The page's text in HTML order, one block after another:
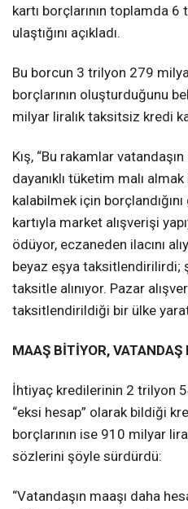
kartı borçlarının toplamda
ulaştığını açıkladı.
Bu borcun 3 trilyon 279
borçlarının oluşturduğunu
milyar liralık taksitsiz kredi
Kış, “Bu rakamlar
dayanıklı tüketim malı
kalabilmek için
kartıyla market alışverişi
ödüyor, eczaneden ilacını
beyaz eşya taksitlendirilirdi;
taksitle alınıyor. Pazar
taksitlendirildiği bir ülke
MAAŞ BİTİYOR,
İhtiyaç kredilerinin 2 trilyon
“eksi hesap” olarak bildiği
borçlarının ise 910 milyar
sözlerini şöyle sürdürdü:
“Vatandaşın maaşı daha